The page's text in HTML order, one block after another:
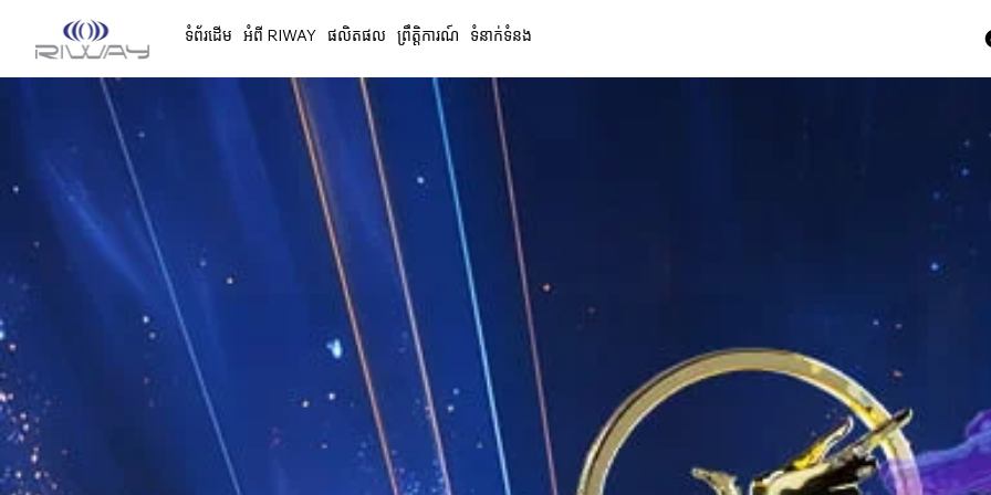
ទំព័រដើម អំពី RIWAY ផលិតផល ព្រឹត្តិការណ៍ ទំនាក់ទំនង